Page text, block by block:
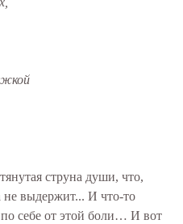
струна души, что,
не выдержит... И что-то
себе от этой боли… И вот